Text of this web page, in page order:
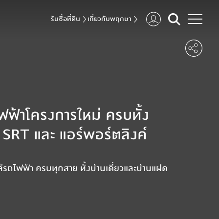
รับซื้อที่ดิน เกี่ยวกับพฤกษา
ฟ้าโครงการใหม่ ครบทั้ง
และ แอร์พอร์ตลิงค์
รถไฟฟ้า ครบทุกสาย ทั้งบ้านเดี่ยวและบ้านแฝด